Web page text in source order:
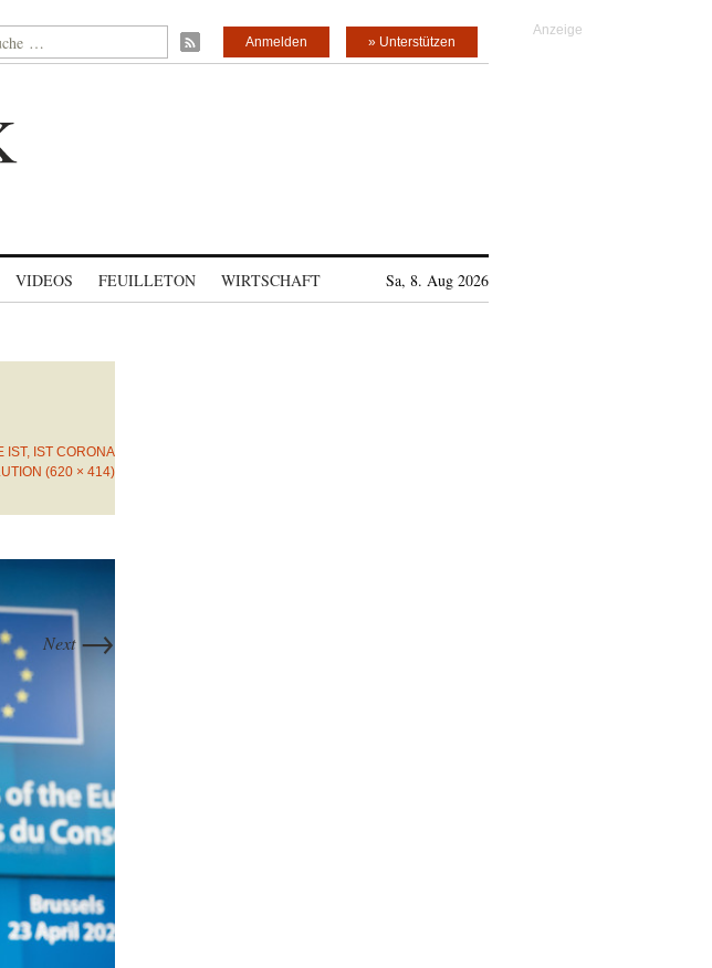
» Unterstützen
Anmelden
VIDEOS FEUILLETON WIRTSCHAFT Sa, 8. Aug 2026
IST, IST CORONA
(620 × 414)
Next→